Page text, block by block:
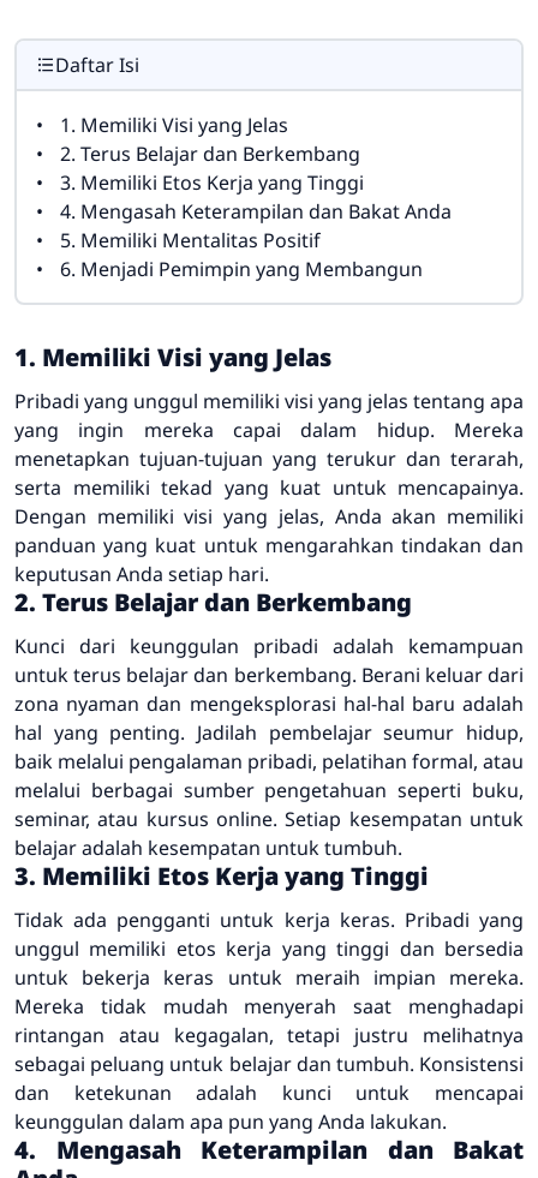
Daftar Isi
1. Memiliki Visi yang Jelas
2. Terus Belajar dan Berkembang
3. Memiliki Etos Kerja yang Tinggi
4. Mengasah Keterampilan dan Bakat Anda
5. Memiliki Mentalitas Positif
6. Menjadi Pemimpin yang Membangun
1. Memiliki Visi yang Jelas
Pribadi yang unggul memiliki visi yang jelas tentang apa
yang ingin mereka capai dalam hidup. Mereka
menetapkan tujuan-tujuan yang terukur dan terarah,
serta memiliki tekad yang kuat untuk mencapainya.
Dengan memiliki visi yang jelas, Anda akan memiliki
panduan yang kuat untuk mengarahkan tindakan dan
keputusan Anda setiap hari.
2. Terus Belajar dan Berkembang
Kunci dari keunggulan pribadi adalah kemampuan
untuk terus belajar dan berkembang. Berani keluar dari
zona nyaman dan mengeksplorasi hal-hal baru adalah
hal yang penting. Jadilah pembelajar seumur hidup,
baik melalui pengalaman pribadi, pelatihan formal, atau
melalui berbagai sumber pengetahuan seperti buku,
seminar, atau kursus online. Setiap kesempatan untuk
belajar adalah kesempatan untuk tumbuh.
3. Memiliki Etos Kerja yang Tinggi
Tidak ada pengganti untuk kerja keras. Pribadi yang
unggul memiliki etos kerja yang tinggi dan bersedia
untuk bekerja keras untuk meraih impian mereka.
Mereka tidak mudah menyerah saat menghadapi
rintangan atau kegagalan, tetapi justru melihatnya
sebagai peluang untuk belajar dan tumbuh. Konsistensi
dan ketekunan adalah kunci untuk mencapai
keunggulan dalam apa pun yang Anda lakukan.
4. Mengasah Keterampilan dan Bakat